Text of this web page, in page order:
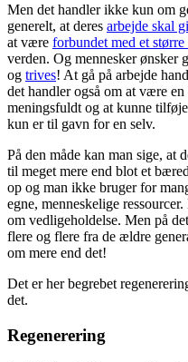
Men det handler ikke kun om
generelt, at deres arbejde skal
at være forbundet med et
verden. Og mennesker ønsker
og trives! At gå på arbejde
det handler også om at være
meningsfuldt og at kunne
kun er til gavn for en selv.
På den måde kan man sige, at
til meget mere end blot et
op og man ikke bruger for
egne, menneskelige
om vedligeholdelse. Men på
flere og flere fra de ældre
om mere end det!
Det er her begrebet
det.
Regenerering